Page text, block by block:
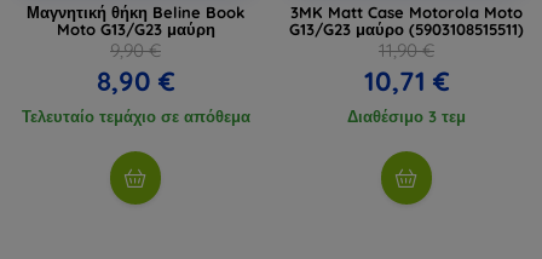
Μαγνητική θήκη Beline Book
Moto G13/G23 μαύρη
9,90 €
8,90 €
Τελευταίο τεμάχιο σε απόθεμα
3MK Matt Case Motorola Moto
G13/G23 μαύρο (5903108515511)
11,90 €
10,71 €
Διαθέσιμο 3 τεμ